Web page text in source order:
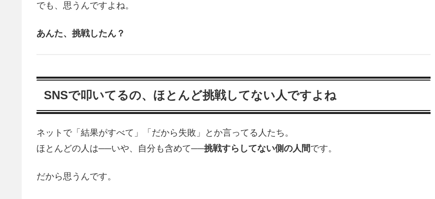
でも、思うんですよね。
あんた、挑戦したん？
SNSで叩いてるの、ほとんど挑戦してない人ですよね
ネットで「結果がすべて」「だから失敗」とか言ってる人たち。
ほとんどの人は──いや、自分も含めて──挑戦すらしてない側の人間です。
だから思うんです。